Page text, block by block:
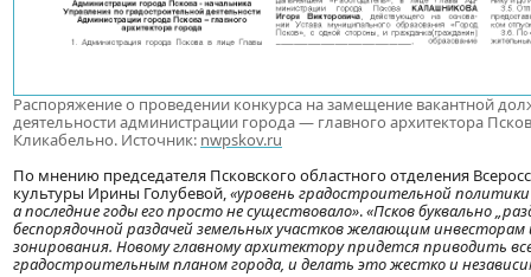
Распоряжение о проведении конкурса на замещение вакантной
деятельности администрации города — главного архитектора
Кликабельно. Источник: nwpskov.ru
По мнению председателя Псковского областного отделения
культуры Ирины Голубевой,«уровень градостроительной
а последние годы его просто не существовало».«Псков буквально
беспорядочной раздачей земельных участков желающим
зонирования. Новому главному архитектору придется приводить
градостроительным планом города, и делать это жестко и